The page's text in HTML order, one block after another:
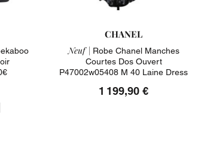
CHANEL
Neuf | Robe Chanel Manches
Courtes Dos Ouvert
P47002w05408 M 40 Laine Dress
1 199,90 €